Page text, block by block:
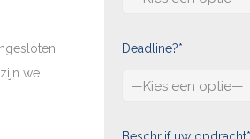
we
Deadline?*